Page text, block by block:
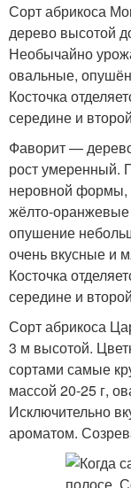
Сорт абрикоса
дерево высотой
Необычайно
овальные,
Косточка
середине и
Фаворит —
рост умеренный.
неровной формы,
жёлто-
опушение
очень вкусные и
Косточка
середине и
Сорт абрикоса
3 м высотой.
сортами самые
массой 20-25 г,
Исключительно
ароматом.